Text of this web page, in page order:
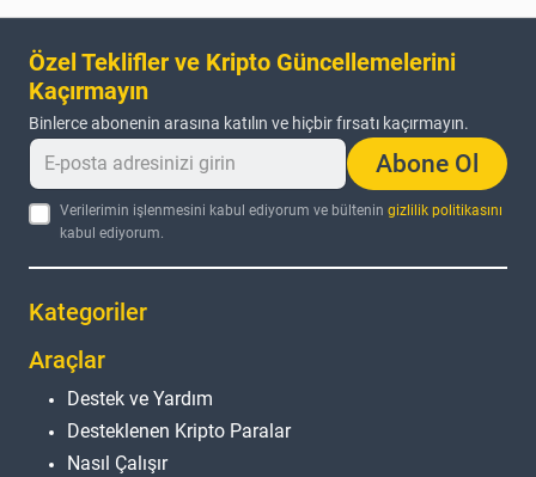
Özel Teklifler ve Kripto Güncellemelerini
Kaçırmayın
Binlerce abonenin arasına katılın ve hiçbir fırsatı kaçırmayın.
Abone Ol
Verilerimin işlenmesini kabul ediyorum ve bülteningizlilik politikasını
kabul ediyorum.
Kategoriler
Araçlar
Destek ve Yardım
Desteklenen Kripto Paralar
Nasıl Çalışır